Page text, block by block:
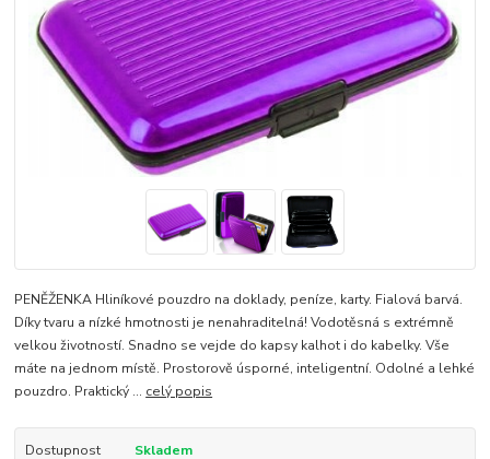
PENĚŽENKA Hliníkové pouzdro na doklady, peníze, karty. Fialová barvá.
Díky tvaru a nízké hmotnosti je nenahraditelná! Vodotěsná s extrémně
velkou životností. Snadno se vejde do kapsy kalhot i do kabelky. Vše
máte na jednom místě. Prostorově úsporné, inteligentní. Odolné a lehké
pouzdro. Praktický ... celý popis
Dostupnost Skladem